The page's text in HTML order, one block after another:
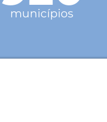
municípios